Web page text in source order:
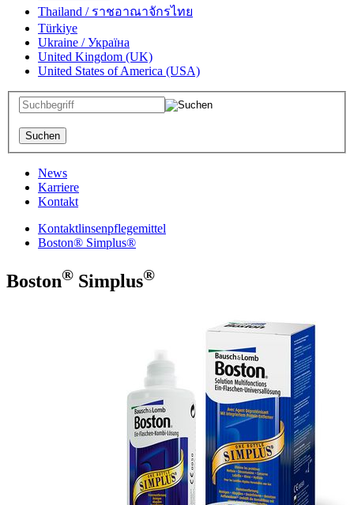
Thailand / ราชอาณาจักรไทย
Türkiye
Ukraine / Україна
United Kingdom (UK)
United States of America (USA)
News
Karriere
Kontakt
Kontaktlinsenpflegemittel
Boston® Simplus®
Boston® Simplus®